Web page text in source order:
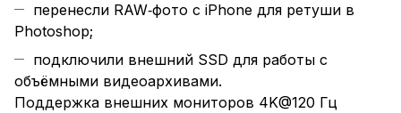
перенесли RAW‑фото с iPhone для ретуши в
Photoshop;
подключили внешний SSD для работы с
объёмными видеоархивами.
Поддержка внешних мониторов 4K@120 Гц